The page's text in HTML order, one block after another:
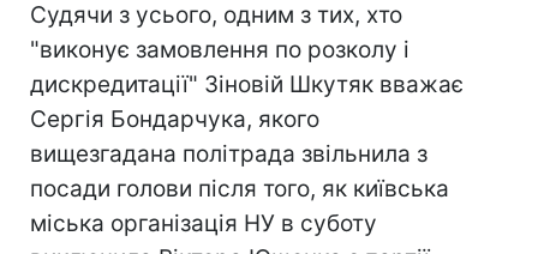
Судячи з усього, одним з тих, хто
"виконує замовлення по розколу і
дискредитації" Зіновій Шкутяк вважає
Сергія Бондарчука, якого
вищезгадана політрада звільнила з
посади голови після того, як київська
міська організація НУ в суботу